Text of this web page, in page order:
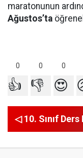
maratonunun
Ağustos’ta
0 0 0
👍 👎 😍
◁ 10. Sınıf